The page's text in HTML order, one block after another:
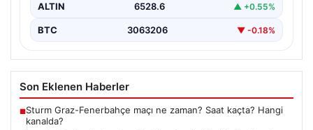
ALTIN 6528.6 ▲ +0.55%
BTC 3063206 ▼ -0.18%
Son Eklenen Haberler
■Sturm Graz-Fenerbahçe maçı ne zaman? Saat kaçta? Hangi
kanalda?